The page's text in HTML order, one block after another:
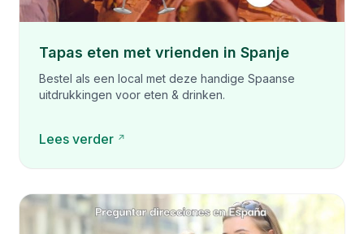
Tapas eten met vrienden in Spanje
Bestel als een local met deze handige Spaanse
uitdrukkingen voor eten & drinken.
Lees verder